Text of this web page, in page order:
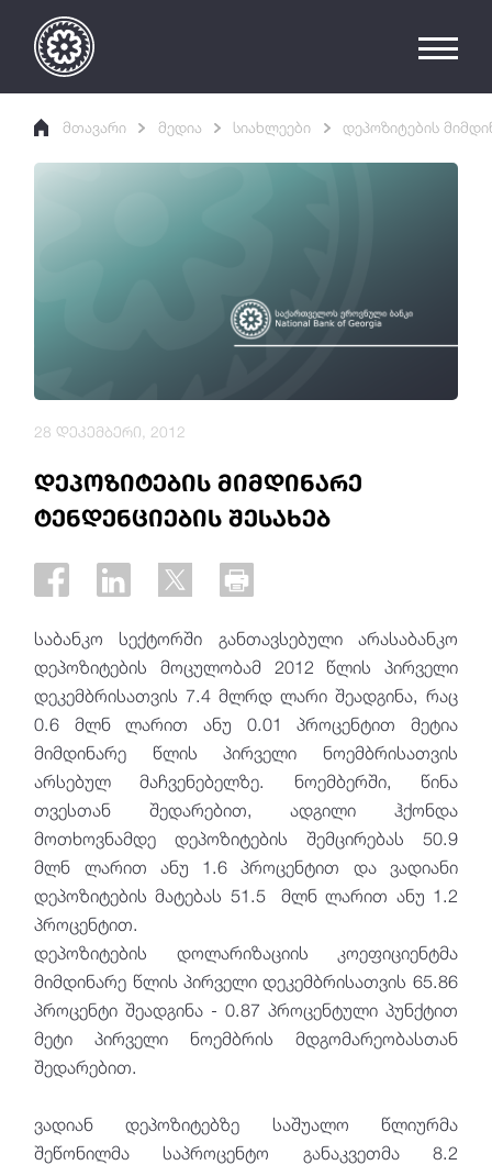
მთავარი მედია სიახლეები დეპოზიტების
დეპოზიტების მიმდინარე
ტენდენციების შესახებ
28 დეკემბერი, 2012
საბანკო სექტორში განთავსებული არასაბანკო
დეპოზიტების მოცულობამ 2012 წლის პირველი
დეკემბრისათვის 7.4 მლრდ ლარი შეადგინა, რაც
0.6 მლნ ლარით ანუ 0.01 პროცენტით მეტია
მიმდინარე წლის პირველი ნოემბრისათვის
არსებულ მაჩვენებელზე. ნოემბერში, წინა
თვესთან შედარებით, ადგილი ჰქონდა
მოთხოვნამდე დეპოზიტების შემცირებას 50.9
მლნ ლარით ანუ 1.6 პროცენტით და ვადიანი
დეპოზიტების მატებას 51.5 მლნ ლარით ანუ 1.2
პროცენტით.
დეპოზიტების დოლარიზაციის კოეფიციენტმა
მიმდინარე წლის პირველი დეკემბრისათვის 65.86
პროცენტი შეადგინა - 0.87 პროცენტული პუნქტით
მეტი პირველი ნოემბრის მდგომარეობასთან
შედარებით.
ვადიან დეპოზიტებზე საშუალო წლიურმა
შეწონილმა საპროცენტო განაკვეთმა 8.2